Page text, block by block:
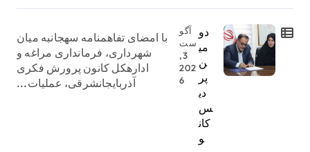
دو
می
ن
پر
دی
س
کان
و
آگو
ست
3,
202
6
با امضای تفاهمنامه سهجانبه میان
شهرداری، فرمانداری مراغه و
ادارهکل کانون پرورش فکری
آذربایجانشرقی، عملیات...